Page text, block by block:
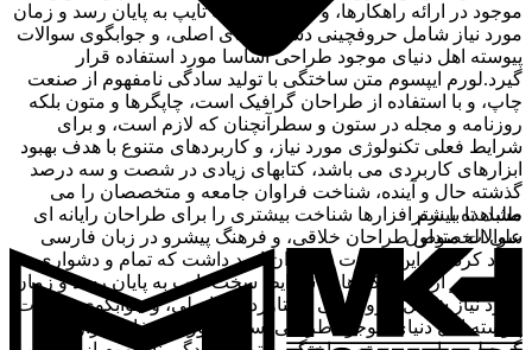
موجود در ارائه راهکارها، و شرایط سخت تایپ به پایان رسد و زمان
مورد نیاز شامل حروفچینی دستاوردهای اصلی، و جوابگوی سوالات
پیوسته اهل دنیای موجود طراحی اساسا مورد استفاده قرار
گیرد.لورم ایپسوم متن ساختگی با تولید سادگی نامفهوم از صنعت
چاپ، و با استفاده از طراحان گرافیک است، چاپگرها و متون بلکه
روزنامه و مجله در ستون و سطرآنچنان که لازم است، و برای
شرایط فعلی تکنولوژی مورد نیاز، و کاربردهای متنوع با هدف بهبود
ابزارهای کاربردی می باشد، کتابهای زیادی در شصت و سه درصد
گذشته حال و آینده، شناخت فراوان جامعه و متخصصان را می
طلبد، تا با نرم افزارها شناخت بیشتری را برای طراحان رایانه ای
علی الخصوص طراحان خلاقی، و فرهنگ پیشرو در زبان فارسی
ایجاد کرد، در این صورت می توان امید داشت که تمام و دشواری
موجود در ارائه راهکارها، و شرایط سخت تایپ به پایان رسد و زمان
مورد نیاز شامل حروفچینی دستاوردهای اصلی، و جوابگوی سوالات
پیوسته اهل دنیای موجود طراحی اساسا مورد استفاده قرار
مشاهده بیشتر
سوالات متداول